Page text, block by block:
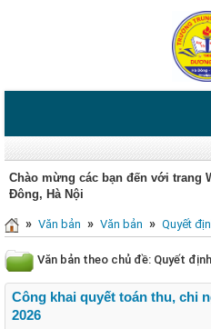
Chào mừng các bạn đến với trang
Đông, Hà Nội
» Văn bản » Văn bản » Quyết
Văn bản theo chủ đề: Quyết định
Công khai quyết toán thu, chi
2026